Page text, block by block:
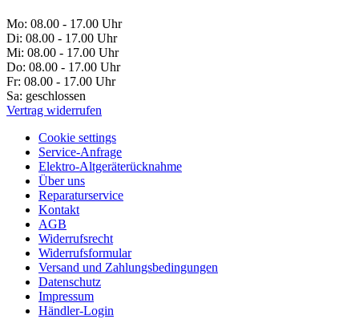
Mo: 08.00 - 17.00 Uhr
Di: 08.00 - 17.00 Uhr
Mi: 08.00 - 17.00 Uhr
Do: 08.00 - 17.00 Uhr
Fr: 08.00 - 17.00 Uhr
Sa: geschlossen
Vertrag widerrufen
Cookie settings
Service-Anfrage
Elektro-Altgeräterücknahme
Über uns
Reparaturservice
Kontakt
AGB
Widerrufsrecht
Widerrufsformular
Versand und Zahlungsbedingungen
Datenschutz
Impressum
Händler-Login